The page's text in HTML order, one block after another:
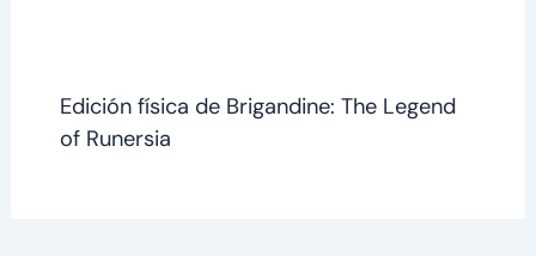
Edición física de Brigandine: The Legend
of Runersia